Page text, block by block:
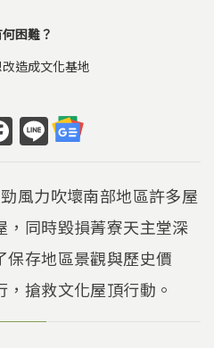
困難？
造成文化基地
F
a
c
e
b
o
o
k
Li
n
e
風力吹壞南部地區許多屋
，同時毀損菁寮天主堂深
存地區景觀與歷史價
搶救文化屋頂行動。